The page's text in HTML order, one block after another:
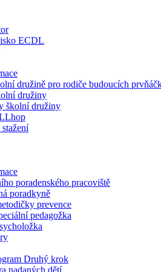
ECDL
družině pro rodiče budoucích
družiny
školní družiny
poradenského pracoviště
poradkyně
prevence
pedagožka
Druhý krok
nadaných dětí